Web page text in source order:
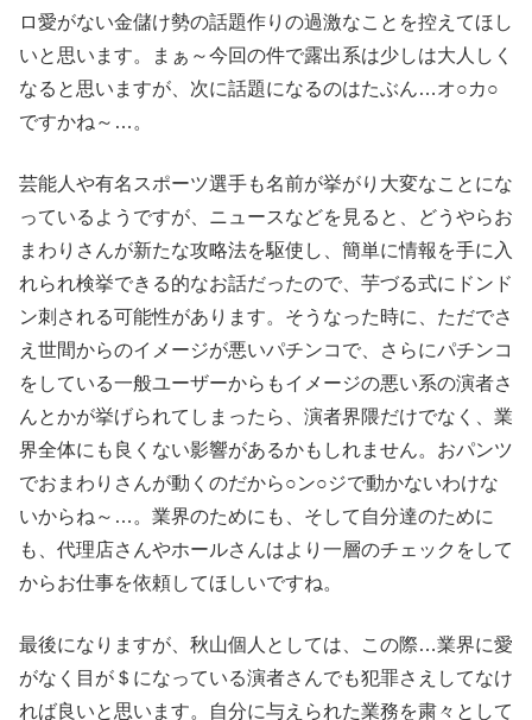
ロ愛がない金儲け勢の話題作りの過激なことを控えてほし
いと思います。まぁ～今回の件で露出系は少しは大人しく
なると思いますが、次に話題になるのはたぶん…オ○カ○
ですかね～…。
芸能人や有名スポーツ選手も名前が挙がり大変なことにな
っているようですが、ニュースなどを見ると、どうやらお
まわりさんが新たな攻略法を駆使し、簡単に情報を手に入
れられ検挙できる的なお話だったので、芋づる式にドンド
ン刺される可能性があります。そうなった時に、ただでさ
え世間からのイメージが悪いパチンコで、さらにパチンコ
をしている一般ユーザーからもイメージの悪い系の演者さ
んとかが挙げられてしまったら、演者界隈だけでなく、業
界全体にも良くない影響があるかもしれません。おパンツ
でおまわりさんが動くのだから○ン○ジで動かないわけな
いからね～…。業界のためにも、そして自分達のために
も、代理店さんやホールさんはより一層のチェックをして
からお仕事を依頼してほしいですね。
最後になりますが、秋山個人としては、この際…業界に愛
がなく目が＄になっている演者さんでも犯罪さえしてなけ
れば良いと思います。自分に与えられた業務を粛々として